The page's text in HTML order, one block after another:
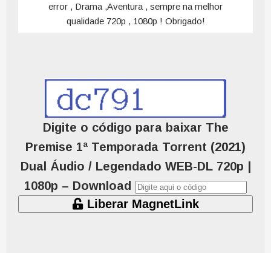
error , Drama ,Aventura , sempre na melhor
qualidade 720p , 1080p ! Obrigado!
Digite o código para baixar The
Premise 1ª Temporada Torrent (2021)
Dual Áudio / Legendado WEB-DL 720p |
1080p – Download
Liberar MagnetLink